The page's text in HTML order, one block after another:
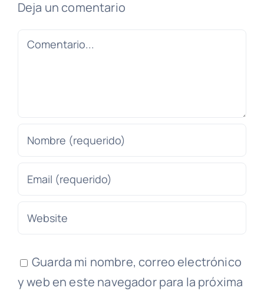
Deja un comentario
Comentario
Guarda mi nombre, correo electrónico
y web en este navegador para la próxima